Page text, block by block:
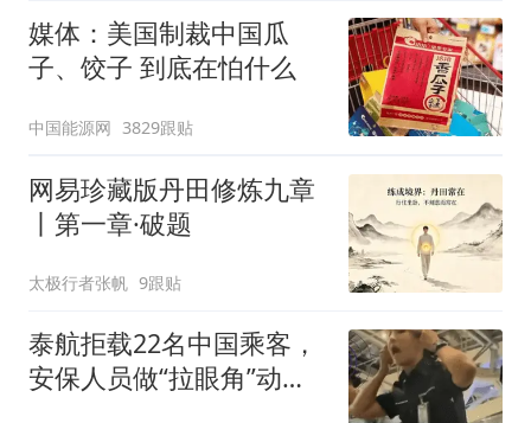
媒体：美国制裁中国瓜
子、饺子 到底在怕什么
中国能源网 3829跟贴
网易珍藏版丹田修炼九章
丨第一章·破题
太极行者张帆 9跟贴
泰航拒载22名中国乘客，
安保人员做“拉眼角”动